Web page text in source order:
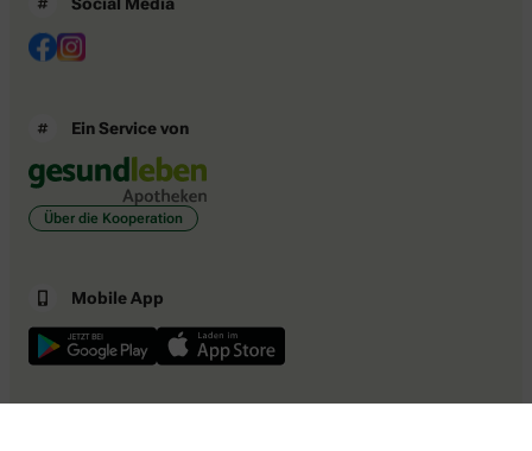
Social Media
Ein Service von
Über die Kooperation
Mobile App